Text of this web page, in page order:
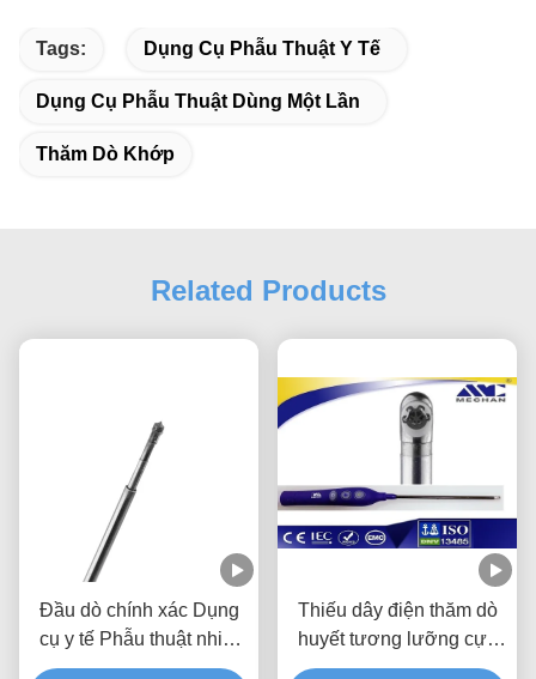
Tags: Dụng Cụ Phẫu Thuật Y Tế
Dụng Cụ Phẫu Thuật Dùng Một Lần
Thăm Dò Khớp
Related Products
Đầu dò chính xác Dụng
cụ y tế Phẫu thuật nhiệt
độ thấp cho đốt sống cổ
Thiếu dây điện thăm dò
huyết tương lưỡng cực
bằng dụng cụ phẫu thuật